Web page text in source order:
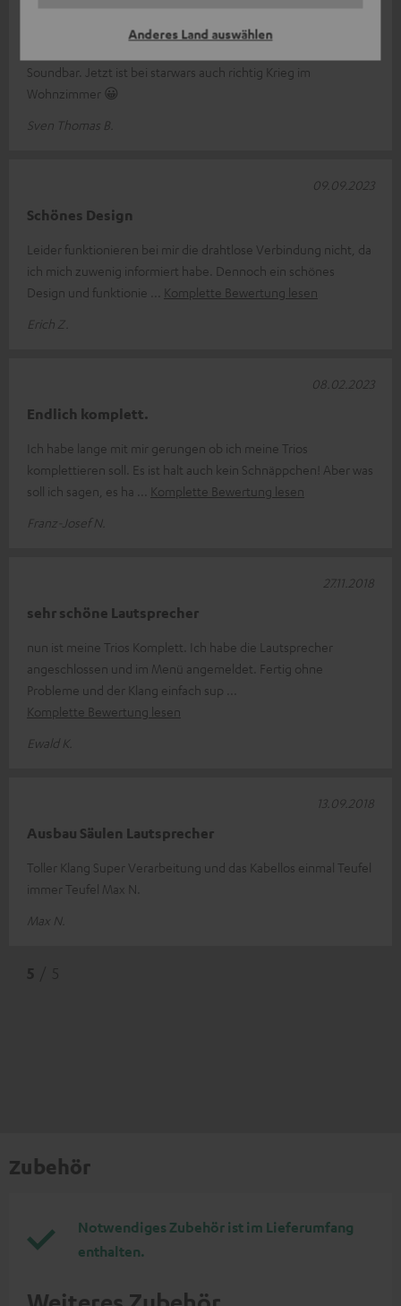
Anderes Land auswählen
Soundbar. Jetzt ist bei starwars auch richtig Krieg im
Wohnzimmer 😀
Sven Thomas B.
Schönes Design
Leider funktionieren bei mir die drahtlose Verbindung nicht, da
ich mich zuwenig informiert habe. Dennoch ein schönes
Design und funktionie
Komplette Bewertung lesen
Erich Z.
09.09.2023
Endlich komplett.
Ich habe lange mit mir gerungen ob ich meine Trios
komplettieren soll. Es ist halt auch kein Schnäppchen! Aber was
soll ich sagen, es ha
Komplette Bewertung lesen
Franz-Josef N.
08.02.2023
sehr schöne Lautsprecher
nun ist meine Trios Komplett. Ich habe die Lautsprecher
angeschlossen und im Menü angemeldet. Fertig ohne
Probleme und der Klang einfach sup
Komplette Bewertung lesen
Ewald K.
27.11.2018
Ausbau Säulen Lautsprecher
Toller Klang Super Verarbeitung und das Kabellos einmal Teufel
immer Teufel Max N.
Max N.
13.09.2018
Zubehör
Notwendiges Zubehör ist im Lieferumfang
enthalten.